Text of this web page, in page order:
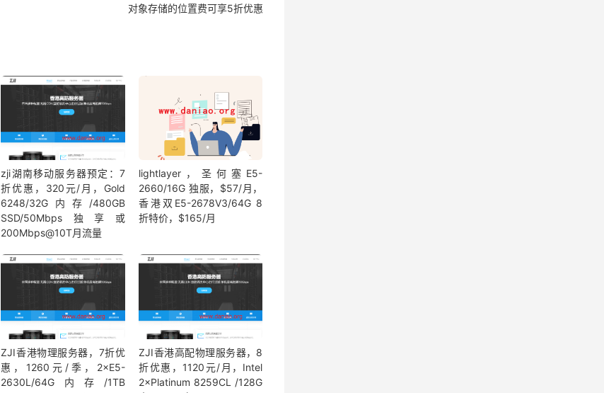
对象存储的位置费可享5折优惠
zji湖南移动服务器预定：7
折优惠，320元/月，Gold
6248/32G内存/480GB
SSD/50Mbps独享或
200Mbps@10T月流量
lightlayer，圣何塞E5-
2660/16G 独服，$57/月，
香港双E5-2678V3/64G 8
折特价，$165/月
ZJI香港物理服务器，7折优
惠，1260元/季，2×E5-
2630L/64G内存/1TB
ZJI香港高配物理服务器，8
折优惠，1120元/月，Intel
2×Platinum 8259CL /128G